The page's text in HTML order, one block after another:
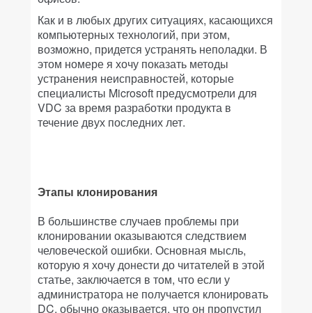
Как и в любых других ситуациях, касающихся
компьютерных технологий, при этом,
возможно, придется устранять неполадки. В
этом номере я хочу показать методы
устранения неисправностей, которые
специалисты Microsoft предусмотрели для
VDC за время разработки продукта в
течение двух последних лет.
Этапы клонирования
В большинстве случаев проблемы при
клонировании оказываются следствием
человеческой ошибки. Основная мысль,
которую я хочу донести до читателей в этой
статье, заключается в том, что если у
администратора не получается клонировать
DC, обычно оказывается, что он пропустил